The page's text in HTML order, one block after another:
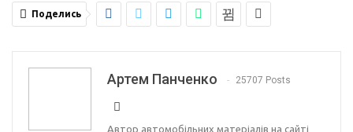
Поделись
Артем Панченко 25707 Posts
Автор автомобільних матеріалів на сайті